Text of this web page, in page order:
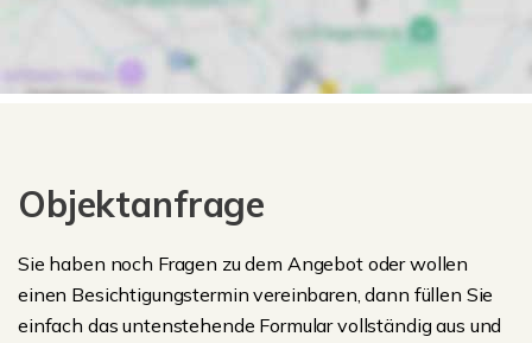
Objektanfrage
Sie haben noch Fragen zu dem Angebot oder wollen
einen Besichtigungstermin vereinbaren, dann füllen Sie
einfach das untenstehende Formular vollständig aus und